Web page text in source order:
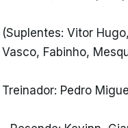
(Suplentes: Vitor
Vasco, Fabinho,
Treinador: Pedro